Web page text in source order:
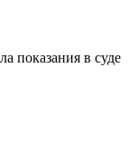
показания в суде